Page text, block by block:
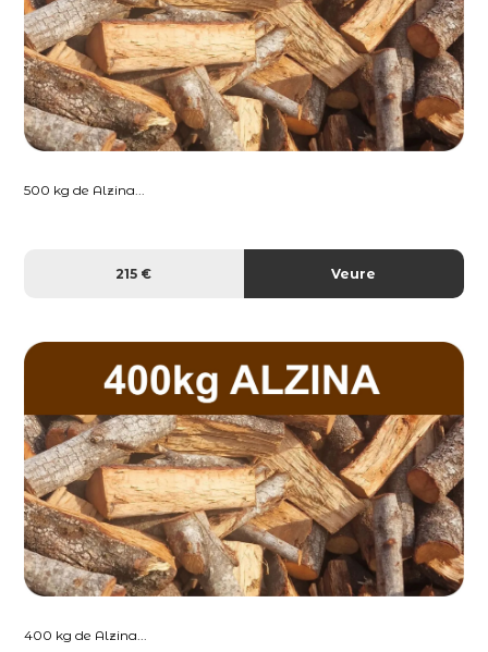
500 kg de Alzina...
215 € Veure
400 kg de Alzina...